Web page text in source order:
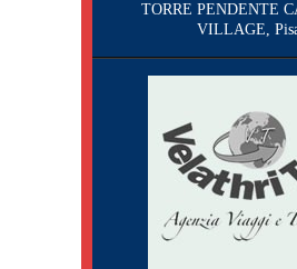
TORRE PENDENTE
VILLAGE,